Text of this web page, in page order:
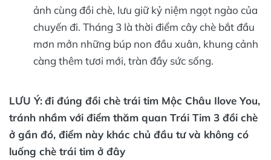
ảnh cùng đồi chè, lưu giữ kỷ niệm ngọt ngào của
chuyến đi. Tháng 3 là thời điểm cây chè bắt đầu
mơn mởn những búp non đầu xuân, khung cảnh
càng thêm tươi mới, tràn đầy sức sống.
LƯU Ý:đi đúng đồi chè trái tim Mộc Châu Ilove You,
tránh nhầm với điểm thăm quan Trái Tim 3 đồi chè
ở gần đó, điểm này khác chủ đầu tư và không có
luống chè trái tim ở đây